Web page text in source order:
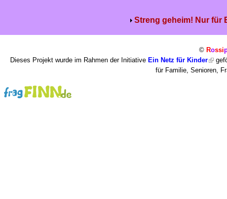
Streng geheim! Nur für
© Rossi
Dieses Projekt wurde im Rahmen der Initiative Ein Netz für Kinder
für Familie, Senioren,